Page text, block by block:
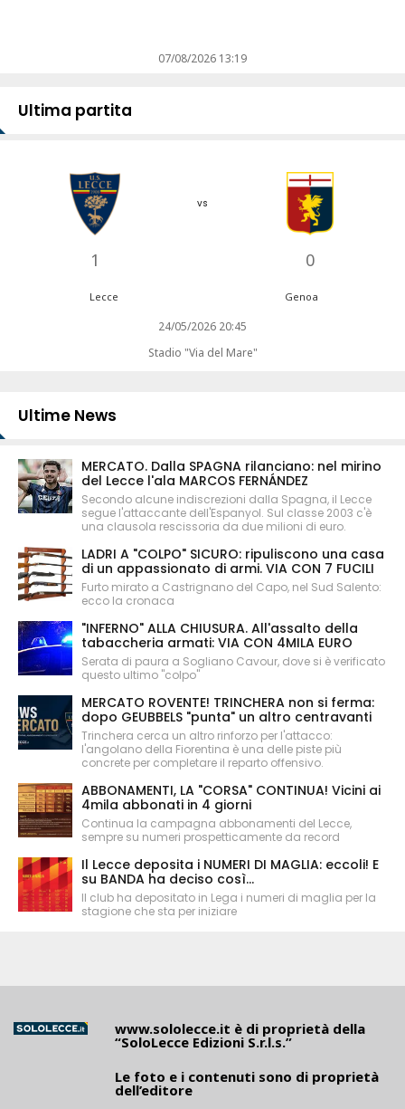
07/08/2026 13:19
Ultima partita
1
vs
0
Lecce Genoa
24/05/2026 20:45
Stadio "Via del Mare"
Ultime News
MERCATO. Dalla SPAGNA rilanciano: nel mirino
del Lecce l'ala MARCOS FERNÁNDEZ
Secondo alcune indiscrezioni dalla Spagna, il Lecce
segue l'attaccante dell'Espanyol. Sul classe 2003 c'è
una clausola rescissoria da due milioni di euro.
LADRI A "COLPO" SICURO: ripuliscono una casa
di un appassionato di armi. VIA CON 7 FUCILI
Furto mirato a Castrignano del Capo, nel Sud Salento:
ecco la cronaca
"INFERNO" ALLA CHIUSURA. All'assalto della
tabaccheria armati: VIA CON 4MILA EURO
Serata di paura a Sogliano Cavour, dove si è verificato
questo ultimo "colpo"
MERCATO ROVENTE! TRINCHERA non si ferma:
dopo GEUBBELS "punta" un altro centravanti
Trinchera cerca un altro rinforzo per l'attacco:
l'angolano della Fiorentina è una delle piste più
concrete per completare il reparto offensivo.
ABBONAMENTI, LA "CORSA" CONTINUA! Vicini ai
4mila abbonati in 4 giorni
Continua la campagna abbonamenti del Lecce,
sempre su numeri prospetticamente da record
Il Lecce deposita i NUMERI DI MAGLIA: eccoli! E
su BANDA ha deciso così...
Il club ha depositato in Lega i numeri di maglia per la
stagione che sta per iniziare
www.sololecce.it è di proprietà della
“SoloLecce Edizioni S.r.l.s.”
Le foto e i contenuti sono di proprietà
dell’editore